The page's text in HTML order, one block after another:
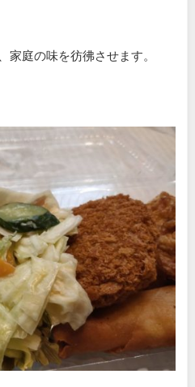
家庭の味を彷彿させます。